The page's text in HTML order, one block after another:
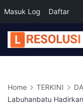
Masuk Log Daftar
Skip
to
Home TERKINI
Labuhanbatu